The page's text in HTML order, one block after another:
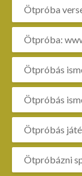
Ötpróba
Ötpróba:
Ötpróbás
Ötpróbás
Ötpróbás
Ötpróbázni